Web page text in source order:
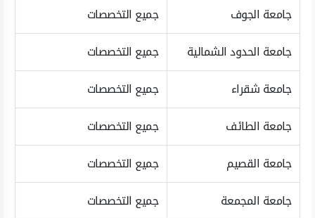
جامعة الجوف
جميع التخصصات
جامعة الحدود الشمالية
جميع التخصصات
جامعة شقراء
جميع التخصصات
جامعة الطائف
جميع التخصصات
جامعة القصيم
جميع التخصصات
جامعة المجمعة
جميع التخصصات